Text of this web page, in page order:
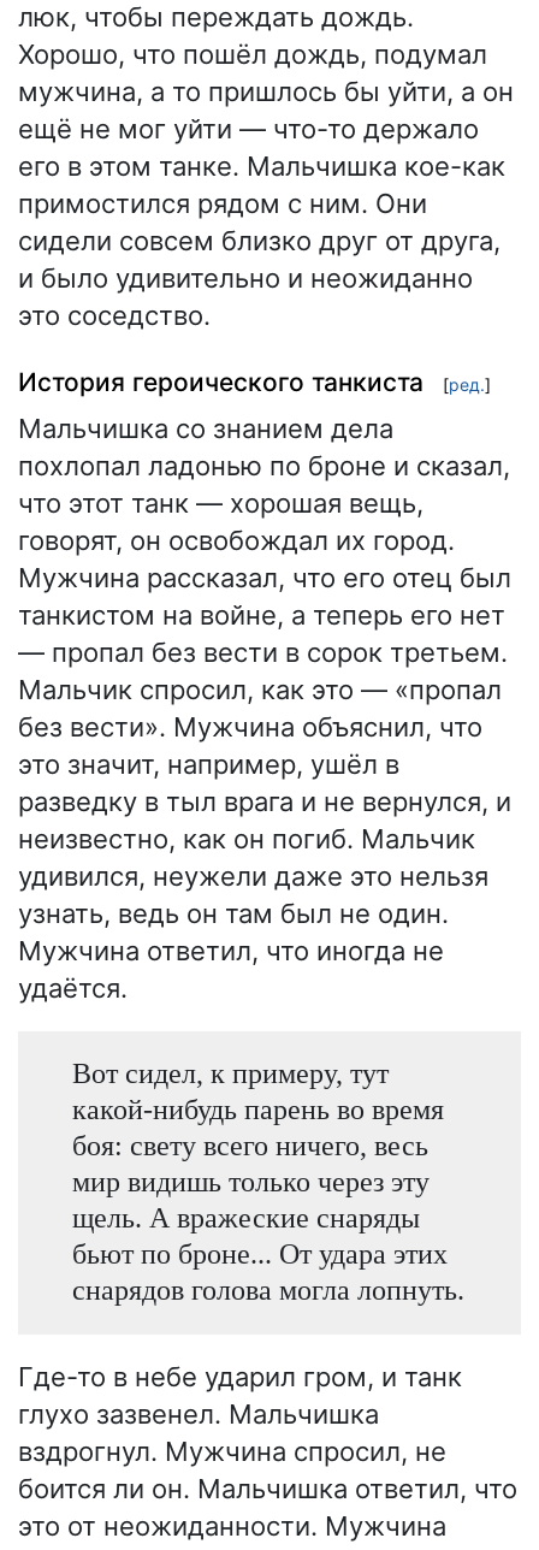
люк, чтобы переждать дождь.
Хорошо, что пошёл дождь, подумал
мужчина, а то пришлось бы уйти, а он
ещё не мог уйти — что-то держало
его в этом танке. Мальчишка кое-как
примостился рядом с ним. Они
сидели совсем близко друг от друга,
и было удивительно и неожиданно
это соседство.
История героического танкиста [ред.]
Мальчишка со знанием дела
похлопал ладонью по броне и сказал,
что этот танк — хорошая вещь,
говорят, он освобождал их город.
Мужчина рассказал, что его отец был
танкистом на войне, а теперь его нет
— пропал без вести в сорок третьем.
Мальчик спросил, как это — «пропал
без вести». Мужчина объяснил, что
это значит, например, ушёл в
разведку в тыл врага и не вернулся, и
неизвестно, как он погиб. Мальчик
удивился, неужели даже это нельзя
узнать, ведь он там был не один.
Мужчина ответил, что иногда не
удаётся.
Вот сидел, к примеру, тут
какой-нибудь парень во время
боя: свету всего ничего, весь
мир видишь только через эту
щель. А вражеские снаряды
бьют по броне... От удара этих
снарядов голова могла лопнуть.
Где-то в небе ударил гром, и танк
глухо зазвенел. Мальчишка
вздрогнул. Мужчина спросил, не
боится ли он. Мальчишка ответил, что
это от неожиданности. Мужчина